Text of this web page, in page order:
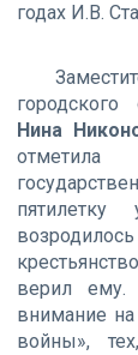
годах И.В.
Нина
пятилетку
верил ему.
внимание на
войны»,